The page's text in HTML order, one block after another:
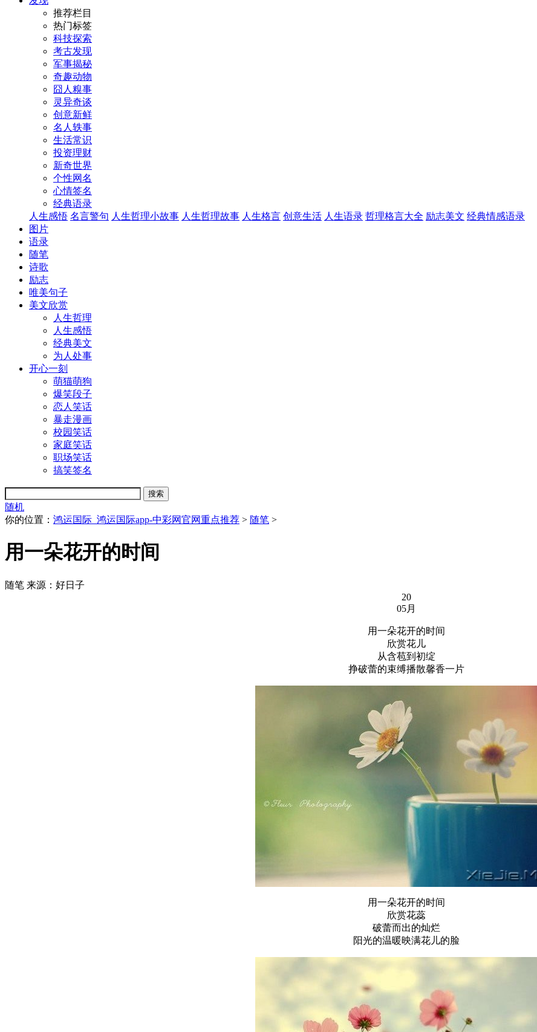
推荐栏目
热门标签
科技探索
考古发现
军事揭秘
奇趣动物
囧人糗事
灵异奇谈
创意新鲜
名人轶事
生活常识
投资理财
新奇世界
个性网名
心情签名
经典语录
人生感悟 名言警句 人生哲理小故事 人生哲理故事 人生格言 创意生活 人生语录 哲理格言大全 励志美文 经典情感语录
图片
语录
随笔
诗歌
励志
唯美句子
美文欣赏
人生哲理
人生感悟
经典美文
为人处事
开心一刻
萌猫萌狗
爆笑段子
恋人笑话
暴走漫画
校园笑话
家庭笑话
职场笑话
搞笑签名
随机
你的位置： 鸿运国际_鸿运国际app-中彩网官网重点推荐 > 随笔 >
用一朵花开的时间
随笔 来源：好日子
20
05月
用一朵花开的时间
欣赏花儿
从含苞到初绽
挣破蕾的束缚播散馨香一片
用一朵花开的时间
欣赏花蕊
破蕾而出的灿烂
阳光的温暖映满花儿的脸